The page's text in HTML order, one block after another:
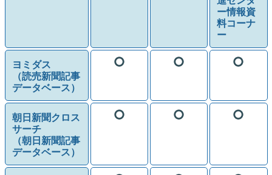
ー情報資
料コーナ
ー
ヨミダス
（読売新聞記事
データベース）
朝日新聞クロス
サーチ
（朝日新聞記事
データベース）